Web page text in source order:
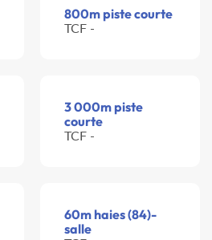
800m piste courte
TCF -
3 000m piste
courte
TCF -
60m haies (84)-
salle